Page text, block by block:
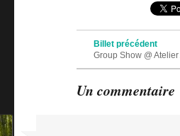
Navigation des articles
Billet précédent
Group Show @
Sans
Un commentaire